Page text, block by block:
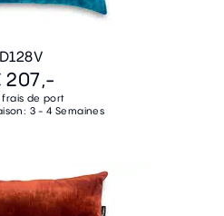
D128V
207,-
frais de port
3 - 4 Semaines